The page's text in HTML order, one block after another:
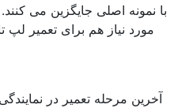
نمونه اصلی جایگزین می کنند.
مورد نیاز هم برای تعمیر لپ تاپ
مرحله تعمیر در نمایندگی